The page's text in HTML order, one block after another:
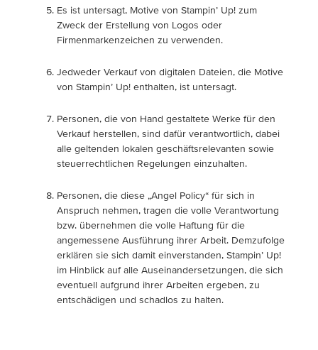
Es ist untersagt, Motive von Stampin’ Up! zum
Zweck der Erstellung von Logos oder
Firmenmarkenzeichen zu verwenden.
Jedweder Verkauf von digitalen Dateien, die Motive
von Stampin’ Up! enthalten, ist untersagt.
Personen, die von Hand gestaltete Werke für den
Verkauf herstellen, sind dafür verantwortlich, dabei
alle geltenden lokalen geschäftsrelevanten sowie
steuerrechtlichen Regelungen einzuhalten.
Personen, die diese „Angel Policy“ für sich in
Anspruch nehmen, tragen die volle Verantwortung
bzw. übernehmen die volle Haftung für die
angemessene Ausführung ihrer Arbeit. Demzufolge
erklären sie sich damit einverstanden, Stampin’ Up!
im Hinblick auf alle Auseinandersetzungen, die sich
eventuell aufgrund ihrer Arbeiten ergeben, zu
entschädigen und schadlos zu halten.